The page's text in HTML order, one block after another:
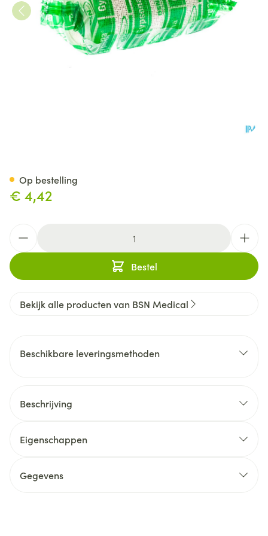
€ 4,42
Bestel
Op bestelling
Bekijk alle producten van BSN Medical
Beschikbare leveringsmethoden
Beschrijving
Eigenschappen
Gegevens